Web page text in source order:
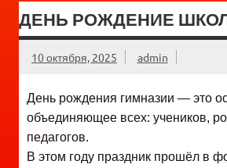
ДЕНЬ РОЖДЕНИЕ
10 октября, 2025 admin
День рождения гимназии — это
объединяющее всех: учеников,
педагогов.
В этом году праздник прошёл в